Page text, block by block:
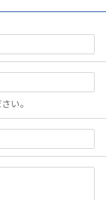
い。